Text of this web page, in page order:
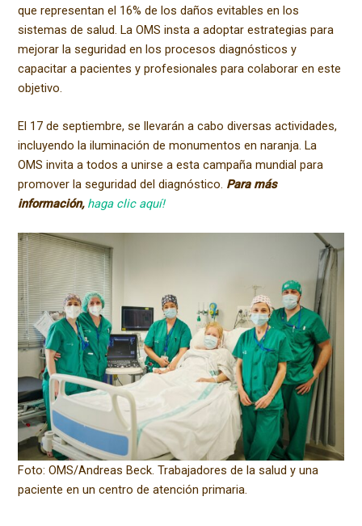
que representan el 16% de los daños evitables en los
sistemas de salud. La OMS insta a adoptar estrategias para
mejorar la seguridad en los procesos diagnósticos y
capacitar a pacientes y profesionales para colaborar en este
objetivo.
El 17 de septiembre, se llevarán a cabo diversas actividades,
incluyendo la iluminación de monumentos en naranja. La
OMS invita a todos a unirse a esta campaña mundial para
promover la seguridad del diagnóstico. Para más
información, haga clic aquí!
Foto: OMS/Andreas Beck. Trabajadores de la salud y una
paciente en un centro de atención primaria.